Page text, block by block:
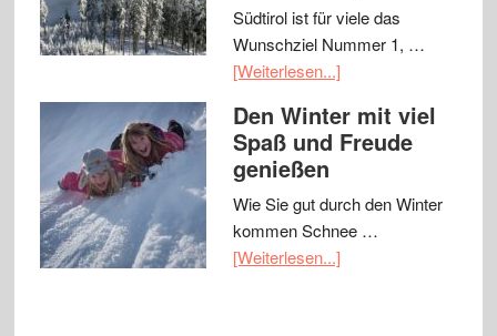
Südtirol ist für viele das
Wunschziel Nummer 1, …
[Weiterlesen...]
Den Winter mit viel
Spaß und Freude
genießen
Wie Sie gut durch den Winter
kommen Schnee …
[Weiterlesen...]